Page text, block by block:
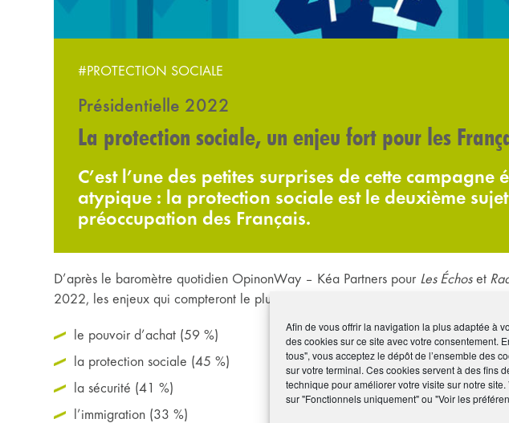
Afin de vous offrir la navigation la plus adaptée à
des cookies sur ce site avec votre consentement.
tous", vous acceptez le dépôt de l’ensemble des
sur votre terminal. Ces cookies servent à des fins
technique pour améliorer votre visite sur notre
sur "Fonctionnels uniquement" ou "Voir les
#PROTECTION SOCIALE
Présidentielle 2022
La protection sociale, un enjeu fort pour les
C’est l’une des petites surprises de cette campagne
atypique : la protection sociale est le deuxième
préoccupation des Français.
D’après le baromètre quotidien OpinonWay – Kéa Partners pour Les Échoset
2022, les enjeux qui compteront le plus au moment de voter au premier tour sont
le pouvoir d’achat (59 %)
la protection sociale (45 %)
la sécurité (41 %)
l’immigration (33 %)